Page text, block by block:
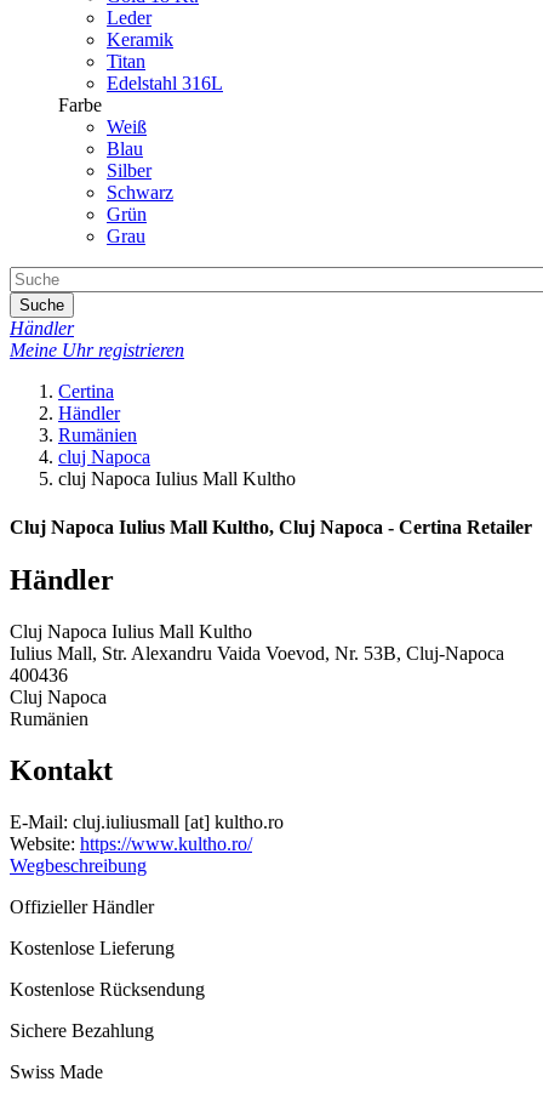
Leder
Keramik
Titan
Edelstahl 316L
Farbe
Weiß
Blau
Silber
Schwarz
Grün
Grau
Suche
Händler
Meine Uhr registrieren
Certina
Händler
Rumänien
cluj Napoca
cluj Napoca Iulius Mall Kultho
Cluj Napoca Iulius Mall Kultho, Cluj Napoca - Certina Retailer
Händler
Cluj Napoca Iulius Mall Kultho
Iulius Mall, Str. Alexandru Vaida Voevod, Nr. 53B, Cluj-Napoca
400436
Cluj Napoca
Rumänien
Kontakt
E-Mail: cluj.iuliusmall [at] kultho.ro
Website: https://www.kultho.ro/
Wegbeschreibung
Offizieller Händler
Kostenlose Lieferung
Kostenlose Rücksendung
Sichere Bezahlung
Swiss Made